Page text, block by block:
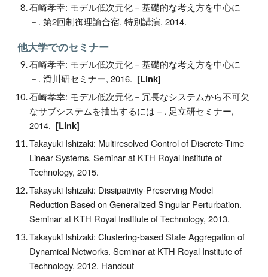
石崎孝幸: モデル低次元化－基礎的な考え方を中心に
－. 第2回制御理論合宿,特別講演, 2014.
他大学でのセミナー
石崎孝幸: モデル低次元化－基礎的な考え方を中心に
－. 滑川研セミナー, 2016. [Link]
石崎孝幸: モデル低次元化－冗長なシステムから不可欠
なサブシステムを抽出するには－. 足立研セミナー,
2014. [Link]
Takayuki Ishizaki: Multiresolved Control of Discrete-Time
Linear Systems. Seminar at KTH Royal Institute of
Technology, 2015.
Takayuki Ishizaki: Dissipativity-Preserving Model
Reduction Based on Generalized Singular Perturbation.
Seminar at KTH Royal Institute of Technology, 2013.
Takayuki Ishizaki: Clustering-based State Aggregation of
Dynamical Networks. Seminar at KTH Royal Institute of
Technology, 2012. Handout